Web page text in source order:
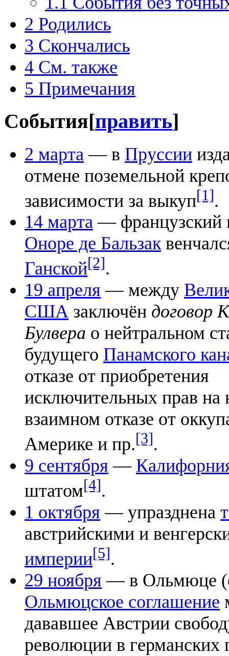
2 Родились
3 Скончались
4 См. также
5 Примечания
События[править]
2 марта — в Пруссии
отмене поземельной
зависимости за выкуп[1].
14 марта — французский
Оноре де Бальзак
Ганской[2].
19 апреля — между
США заключён договор
Булвера о нейтральном
будущего Панамского
отказе от приобретения
исключительных прав на
взаимном отказе от
Америке и пр.[3].
9 сентября —
штатом[4].
1 октября — упразднена
австрийскими и
империи[5].
29 ноября — в Ольмюце
Ольмюцское соглашение
дававшее Австрии
революции в германских